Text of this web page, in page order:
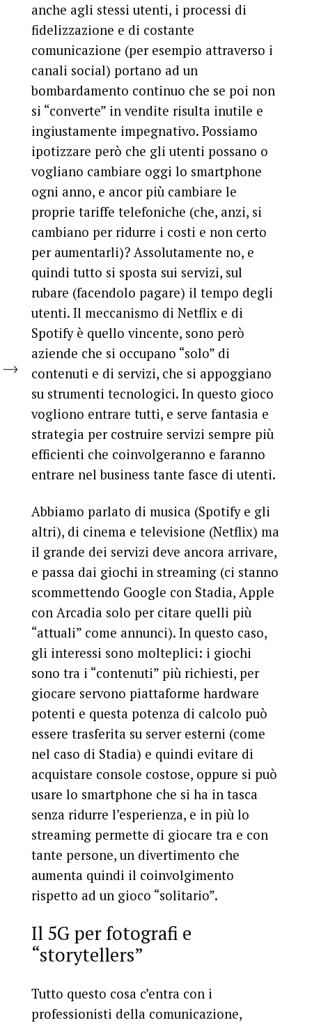
anche agli stessi utenti, i processi di
fidelizzazione e di costante
comunicazione (per esempio attraverso i
canali social) portano ad un
bombardamento continuo che se poi non
si “converte” in vendite risulta inutile e
ingiustamente impegnativo. Possiamo
ipotizzare però che gli utenti possano o
vogliano cambiare oggi lo smartphone
ogni anno, e ancor più cambiare le
proprie tariffe telefoniche (che, anzi, si
cambiano per ridurre i costi e non certo
per aumentarli)? Assolutamente no, e
quindi tutto si sposta sui servizi, sul
rubare (facendolo pagare) il tempo degli
utenti. Il meccanismo di Netflix e di
Spotify è quello vincente, sono però
aziende che si occupano “solo” di
contenuti e di servizi, che si appoggiano
su strumenti tecnologici. In questo gioco
vogliono entrare tutti, e serve fantasia e
strategia per costruire servizi sempre più
efficienti che coinvolgeranno e faranno
entrare nel business tante fasce di utenti.
Abbiamo parlato di musica (Spotify e gli
altri), di cinema e televisione (Netflix) ma
il grande dei servizi deve ancora arrivare,
e passa dai giochi in streaming (ci stanno
scommettendo Google con Stadia, Apple
con Arcadia solo per citare quelli più
“attuali” come annunci). In questo caso,
gli interessi sono molteplici: i giochi
sono tra i “contenuti” più richiesti, per
giocare servono piattaforme hardware
potenti e questa potenza di calcolo può
essere trasferita su server esterni (come
nel caso di Stadia) e quindi evitare di
acquistare console costose, oppure si può
usare lo smartphone che si ha in tasca
senza ridurre l’esperienza, e in più lo
streaming permette di giocare tra e con
tante persone, un divertimento che
aumenta quindi il coinvolgimento
rispetto ad un gioco “solitario”.
Il 5G per fotografi e
“storytellers”
Tutto questo cosa c’entra con i
professionisti della comunicazione,